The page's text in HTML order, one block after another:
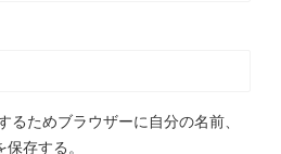
るためブラウザーに自分の名前、
存する。